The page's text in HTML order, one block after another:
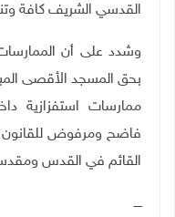
القدسي الشريف كافة
وشدد على أن
بحق المسجد الأقصى
ممارسات استفزازية
فاضح ومرفوض للقانون
القائم في القدس
ــــ